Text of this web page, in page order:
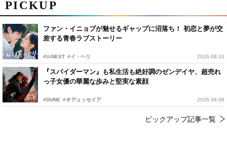
PICKUP
ファン・イニョプが魅せるギャップに沼落ち！ 初恋と夢が交
差する青春ラブストーリー
#U-NEXT #イ・ヘリ 2026.08.10
『スパイダーマン』も私生活も絶好調のゼンデイヤ、超売れ
っ子女優の華麗な歩みと堅実な素顔
#DUNE #オデュッセイア 2026.08.09
ピックアップ記事一覧